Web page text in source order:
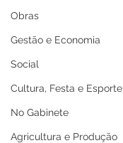
Obras
Gestão e Economia
Social
Cultura, Festa e Esporte
No Gabinete
Agricultura e Produção